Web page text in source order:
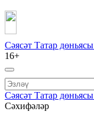
Сәясәт Татар дөньясы
16+
Сәясәт Татар дөньясы
Сәхифәләр